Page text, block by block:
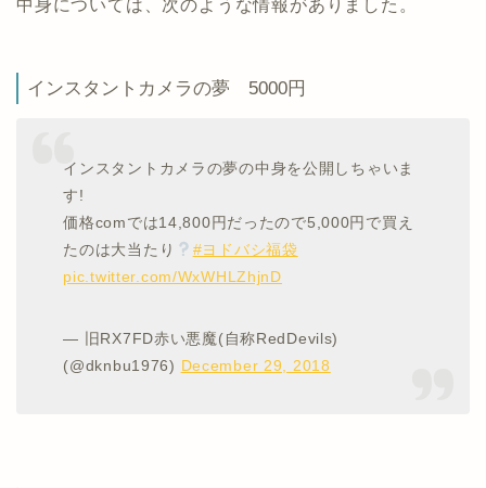
中身については、次のような情報がありました。
インスタントカメラの夢 5000円
インスタントカメラの夢の中身を公開しちゃいま
す!
価格comでは14,800円だったので5,000円で買え
たのは大当たり
#ヨドバシ福袋
pic.twitter.com/WxWHLZhjnD
— 旧RX7FD赤い悪魔(自称RedDevils)
(@dknbu1976) December 29, 2018